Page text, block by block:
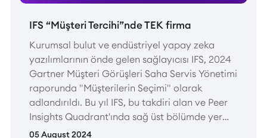
IFS “Müşteri Tercihi”nde TEK firma
Kurumsal bulut ve endüstriyel yapay zeka
yazılımlarının önde gelen sağlayıcısı IFS, 2024
Gartner Müşteri Görüşleri Saha Servis Yönetimi
raporunda "Müşterilerin Seçimi" olarak
adlandırıldı. Bu yıl IFS, bu takdiri alan ve Peer
Insights Quadrant'ında sağ üst bölümde yer
alan tek şirket olma ayrıcalığına sahip oldu.
05 August 2024